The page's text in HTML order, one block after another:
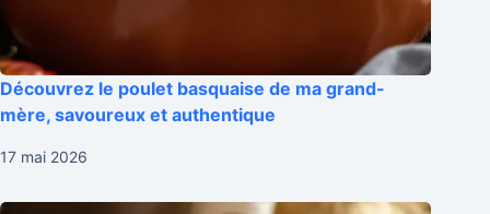
Découvrez le poulet basquaise de ma grand-
mère, savoureux et authentique
17 mai 2026